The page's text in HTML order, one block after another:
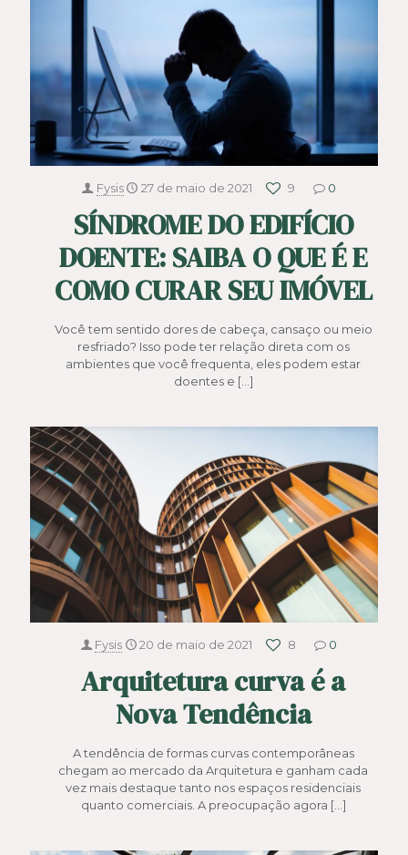
Fysis 27 de maio de 2021 9 0
SÍNDROME DO EDIFÍCIO
DOENTE: SAIBA O QUE É E
COMO CURAR SEU IMÓVEL
Você tem sentido dores de cabeça, cansaço ou meio
resfriado? Isso pode ter relação direta com os
ambientes que você frequenta, eles podem estar
doentes e […]
Fysis 20 de maio de 2021 8 0
Arquitetura curva é a
Nova Tendência
A tendência de formas curvas contemporâneas
chegam ao mercado da Arquitetura e ganham cada
vez mais destaque tanto nos espaços residenciais
quanto comerciais. A preocupação agora […]